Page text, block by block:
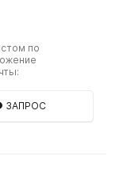
по
ЗАПРОС